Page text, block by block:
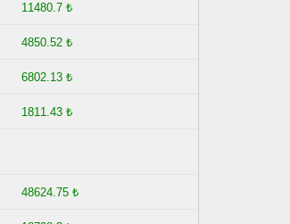
11480.7 ₺
4850.52 ₺
6802.13 ₺
1811.43 ₺
48624.75 ₺